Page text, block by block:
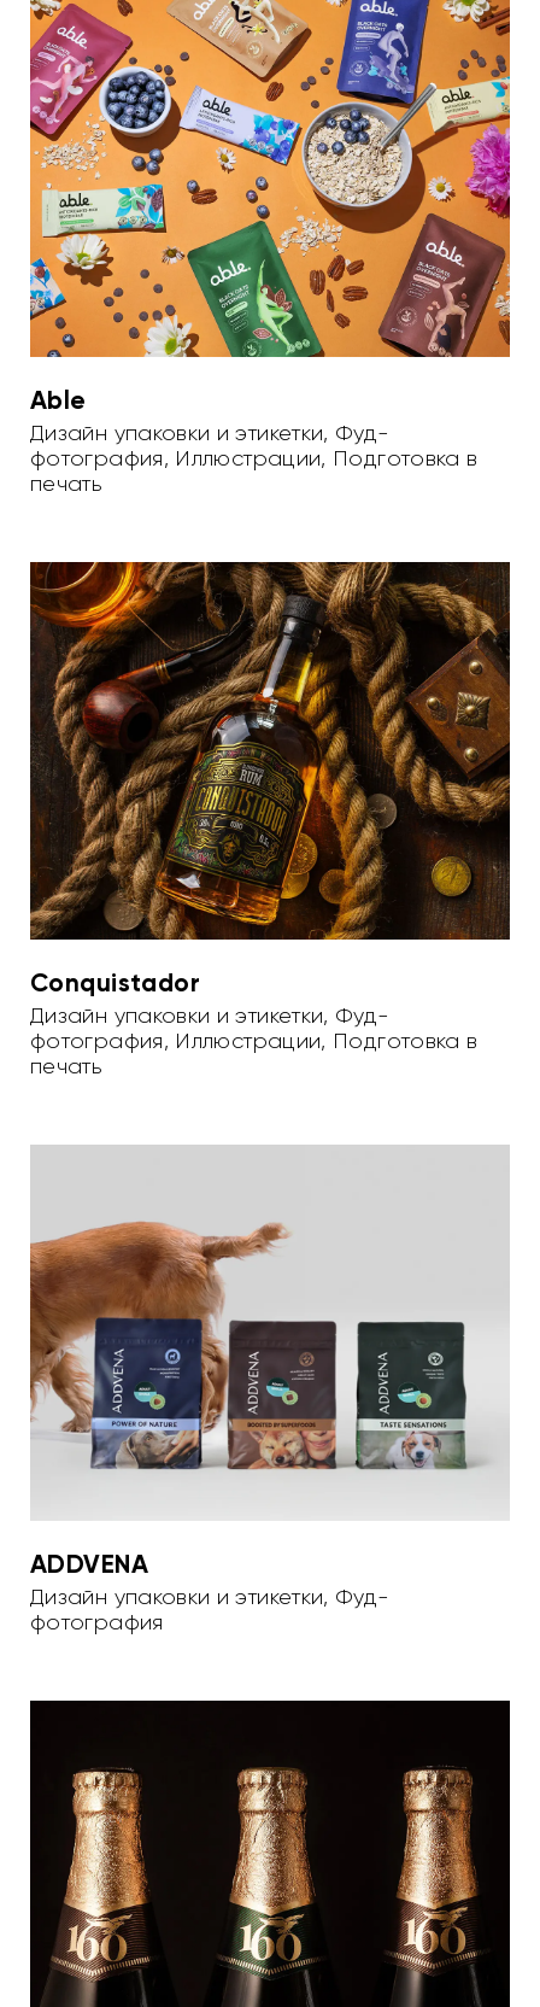
Able
Дизайн упаковки и этикетки, Фуд-
фотография, Иллюстрации, Подготовка в
печать
Conquistador
Дизайн упаковки и этикетки, Фуд-
фотография, Иллюстрации, Подготовка в
печать
ADDVENA
Дизайн упаковки и этикетки, Фуд-
фотография